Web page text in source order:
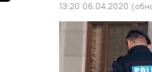
13:20 06.04.2020